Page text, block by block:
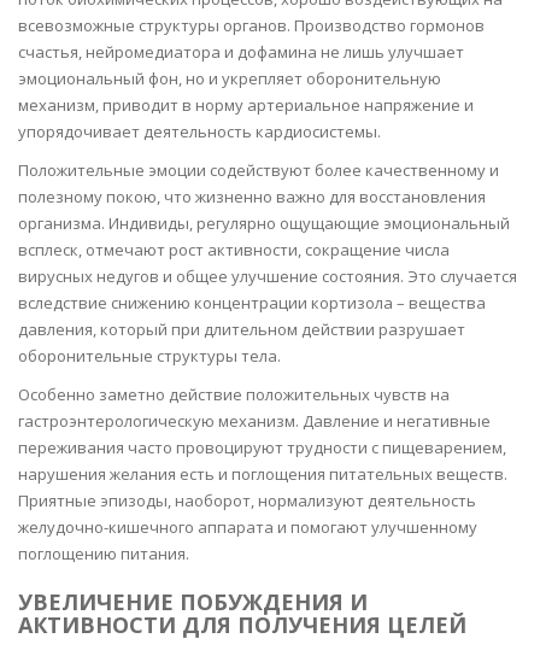
всевозможные структуры органов. Производство гормонов
счастья, нейромедиатора и дофамина не лишь улучшает
эмоциональный фон, но и укрепляет оборонительную
механизм, приводит в норму артериальное напряжение и
упорядочивает деятельность кардиосистемы.
Положительные эмоции содействуют более качественному и
полезному покою, что жизненно важно для восстановления
организма. Индивиды, регулярно ощущающие эмоциональный
всплеск, отмечают рост активности, сокращение числа
вирусных недугов и общее улучшение состояния. Это случается
вследствие снижению концентрации кортизола – вещества
давления, который при длительном действии разрушает
оборонительные структуры тела.
Особенно заметно действие положительных чувств на
гастроэнтерологическую механизм. Давление и негативные
переживания часто провоцируют трудности с пищеварением,
нарушения желания есть и поглощения питательных веществ.
Приятные эпизоды, наоборот, нормализуют деятельность
желудочно-кишечного аппарата и помогают улучшенному
поглощению питания.
УВЕЛИЧЕНИЕ ПОБУЖДЕНИЯ И
АКТИВНОСТИ ДЛЯ ПОЛУЧЕНИЯ ЦЕЛЕЙ